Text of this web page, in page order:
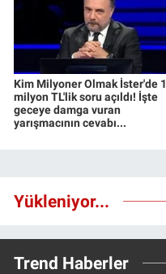
Kim Milyoner Olmak İster'de 1
milyon TL'lik soru açıldı! İşte
geceye damga vuran
yarışmacının cevabı...
Yükleniyor...
Trend Haberler